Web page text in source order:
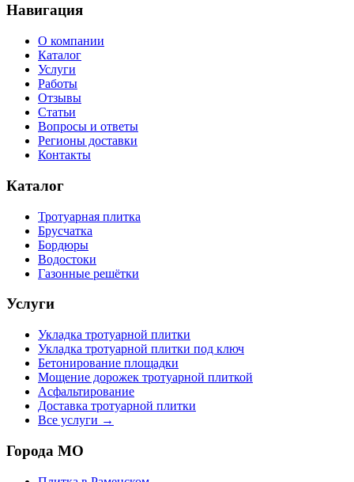
Навигация
О компании
Каталог
Услуги
Работы
Отзывы
Статьи
Вопросы и ответы
Регионы доставки
Контакты
Каталог
Тротуарная плитка
Брусчатка
Бордюры
Водостоки
Газонные решётки
Услуги
Укладка тротуарной плитки
Укладка тротуарной плитки под ключ
Бетонирование площадки
Мощение дорожек тротуарной плиткой
Асфальтирование
Доставка тротуарной плитки
Все услуги →
Города МО